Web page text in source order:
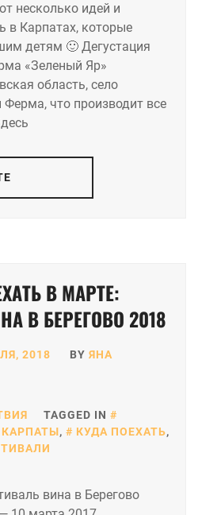
несколько идей и
в Карпатах, которые
детям 🙂 Дегустация
«Зеленый Яр»
область, село
что производит все
В МАРТЕ:
В БЕРЕГОВО 2018
2018 BY ЯНА
TAGGED IN
КАРПАТЫ, КУДА ПОЕХАТЬ,
вина в Берегово